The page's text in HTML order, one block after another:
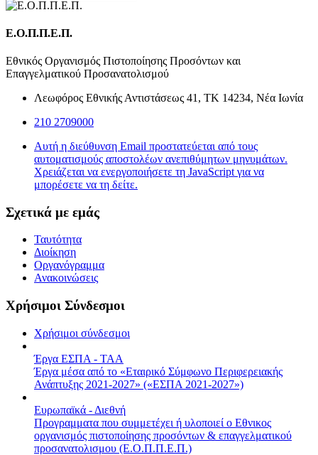
Ε.Ο.Π.Π.Ε.Π.
Εθνικός Οργανισμός Πιστοποίησης Προσόντων και
Επαγγελματικού Προσανατολισμού
Λεωφόρος Εθνικής Αντιστάσεως 41, ΤΚ 14234, Νέα Ιωνία
210 2709000
Αυτή η διεύθυνση Email προστατεύεται από τους
αυτοματισμούς αποστολέων ανεπιθύμητων μηνυμάτων.
Χρειάζεται να ενεργοποιήσετε τη JavaScript για να
μπορέσετε να τη δείτε.
Σχετικά με εμάς
Ταυτότητα
Διοίκηση
Οργανόγραμμα
Ανακοινώσεις
Χρήσιμοι Σύνδεσμοι
Χρήσιμοι σύνδεσμοι
Έργα ΕΣΠΑ - ΤΑΑ
Έργα μέσα από το «Εταιρικό Σύμφωνο Περιφερειακής
Ανάπτυξης 2021-2027» («ΕΣΠΑ 2021-2027»)
Ευρωπαϊκά - Διεθνή
Προγραμματα που συμμετέχει ή υλοποιεί ο Εθνικος
οργανισμός πιστοποίησης προσόντων & επαγγελματικού
προσανατολισμου (Ε.Ο.Π.Π.Ε.Π.)